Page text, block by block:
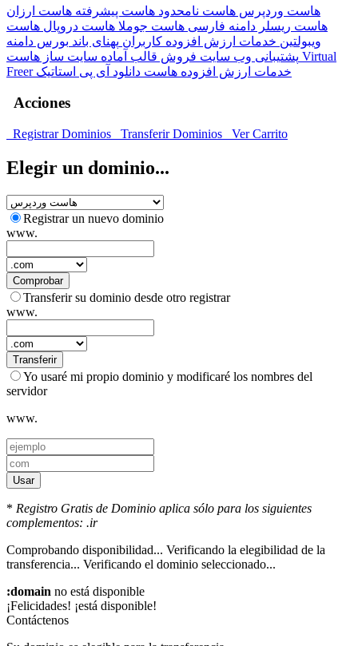
هاست وردپرس هاست نامحدود هاست پیشرفته هاست ارزان
هاست ریسلر دامنه فارسی هاست جوملا هاست دروپال هاست
ویبولتین خدمات ارزش افزوده کاربران پهنای باند بورس دامنه
پشتیبانی وب سایت فروش قالب آماده سایت ساز هاست Virtual
Freer
خدمات ارزش افزوده هاست دانلود آی پی استاتیک
Acciones
Registrar Dominios Transferir Dominios Ver Carrito
Elegir un dominio...
Registrar un nuevo dominio
www.
Comprobar
Transferir su dominio desde otro registrar
www.
Transferir
Yo usaré mi propio dominio y modificaré los nombres del
servidor
www.
Usar
* Registro Gratis de Dominio aplica sólo para los siguientes
complementos: .ir
Comprobando disponibilidad... Verificando la elegibilidad de la
transferencia... Verificando el dominio seleccionado...
:domain no está disponible
¡Felicidades! ¡está disponible!
Contáctenos